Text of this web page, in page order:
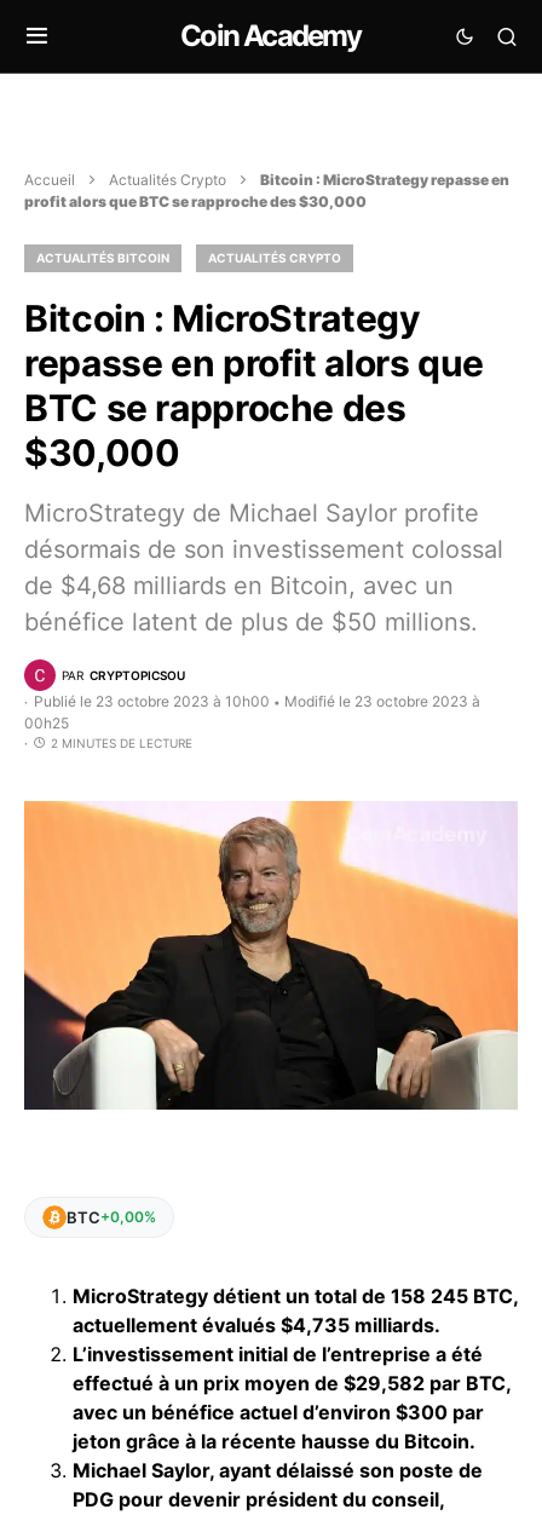
Coin Academy
Accueil Actualités Crypto
Bitcoin : MicroStrategy repasse en
profit alors que BTC se rapproche des $30,000
ACTUALITÉS BITCOIN ACTUALITÉS CRYPTO
Bitcoin : MicroStrategy
repasse en profit alors que
BTC se rapproche des
$30,000
MicroStrategy de Michael Saylor profite
désormais de son investissement colossal
de $4,68 milliards en Bitcoin, avec un
bénéfice latent de plus de $50 millions.
PAR CRYPTOPICSOU
Publié le 23 octobre 2023 à 10h00 • Modifié le 23 octobre 2023 à
00h25
2 MINUTES DE LECTURE
BTC+0,00%
MicroStrategy détient un total de 158 245 BTC,
actuellement évalués $4,735 milliards.
L’investissement initial de l’entreprise a été
effectué à un prix moyen de $29,582 par BTC,
avec un bénéfice actuel d’environ $300 par
jeton grâce à la récente hausse du Bitcoin.
Michael Saylor, ayant délaissé son poste de
PDG pour devenir président du conseil,